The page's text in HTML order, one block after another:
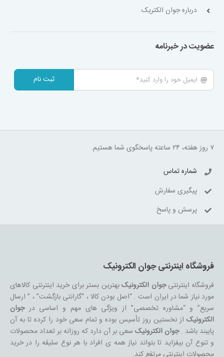
درباره جوان الکتریک
عضویت در خبرنامه
ثبت نام
۷ روز هفته، ۲۴ ساعته پاسخگوی شما هستیم.
شماره تماس
پیگیری سفارش
پرسش و پاسخ
فروشگاه اینترنتی جوان الکترونیک
فروشگاه اینترنتیجوان الکترونیکبهترین بستر برای خرید اینترنتی کالاهای
مورد نیاز شما در ایران است . “اصل بودن کالا ، “گارانتی بازگشت” ، ” ارسال
سریع” و “مشاوره تخصصی” از ویژگی های مهم و اساسی درجوان
الکترونیکاز نخستین روز تأسیس بوده و تمام سعی خود را کرده تا به آن
پایبند باشد .جوان الکترونیکسعی بر آن دارد که روزانه بر تعداد محصولات
و تنوع آن بیفزاید تا بتواند نیاز همه ی افراد با هر نوع سلیقه را در خرید
محصولات اینترنتی مرتفع کند.